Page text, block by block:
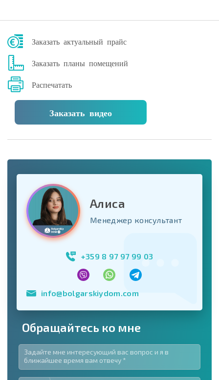
Заказать актуальный прайс
Заказать планы помещений
Распечатать
Заказать видео
Алиса
Менеджер консультант
+359 8 97 97 99 03
info@bolgarskiydom.com
Обращайтесь ко мне